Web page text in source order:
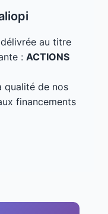
au titre
: ACTIONS
de nos
financements